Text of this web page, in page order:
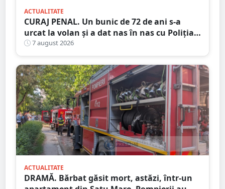
ACTUALITATE
CURAJ PENAL. Un bunic de 72 de ani s-a
urcat la volan și a dat nas în nas cu Poliția
Satu Mare
7 august 2026
ACTUALITATE
DRAMĂ. Bărbat găsit mort, astăzi, într-un